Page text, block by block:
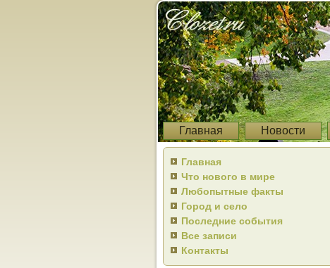
Главная Новости
Главная
Что нового в мире
Любопытные факты
Город и село
Последние события
Все записи
Контакты